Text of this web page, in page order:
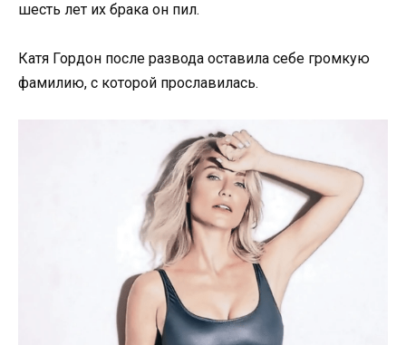
шесть лет их брака он пил.
Катя Гордон после развода оставила себе громкую
фамилию, с которой прославилась.